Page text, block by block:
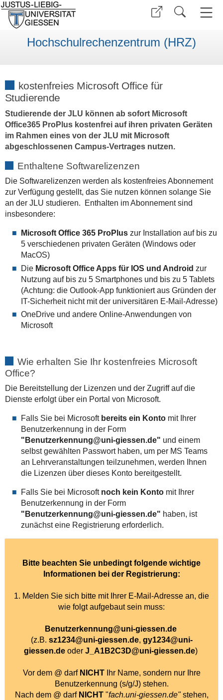
Hochschulrechenzentrum (HRZ)
kostenfreies Microsoft Office für
Studierende
Studierende der JLU können ab sofort Microsoft
Office365 ProPlus kostenfrei auf ihren privaten Geräten
im Rahmen eines von der JLU mit Microsoft
abgeschlossenen Campus-Vertrages nutzen.
Enthaltene Softwarelizenzen
Die Softwarelizenzen werden als kostenfreies Abonnement
zur Verfügung gestellt, das Sie nutzen können solange Sie
an der JLU studieren. Enthalten im Abonnement sind
insbesondere:
Microsoft Office 365 ProPluszur Installation auf bis zu
5 verschiedenen privaten Geräten (Windows oder
MacOS)
Die Microsoft Office Apps für IOS und Android zur
Nutzung auf bis zu 5 Smartphones und bis zu 5 Tablets
(Achtung: die Outlook-App funktioniert aus Gründen der
IT-Sicherheit nicht mit der universitären E-Mail-Adresse)
OneDrive und andere Online-Anwendungen von
Microsoft
Wie erhalten Sie Ihr kostenfreies Microsoft
Office?
Die Bereitstellung der Lizenzen und der Zugriff auf die
Dienste erfolgt über ein Portal von Microsoft.
Falls Sie bei Microsoft bereits ein Kontomit Ihrer
Benutzerkennung in der Form
"Benutzerkennung@uni-giessen.de" und einem
selbst gewählten Passwort haben, um per MS Teams
an Lehrveranstaltungen teilzunehmen, werden Ihnen
die Lizenzen über dieses Konto bereitgestellt.
Falls Sie bei Microsoft noch kein Kontomit Ihrer
Benutzerkennung in der Form
"Benutzerkennung@uni-giessen.de" haben, ist
zunächst eine Registrierung erforderlich.
Bitte beachten Sie unbedingt folgende wichtige
Informationen bei der Registrierung:
1. Melden Sie sich bitte mit Ihrer E-Mail-Adresse an, die
wie folgt aufgebaut sein muss:
Benutzerkennung@uni-giessen.de
(z.B. sz1234@uni-giessen.de, gy1234@uni-
giessen.deoder J_A1B2C3D@uni-giessen.de)
Vor dem @ darf NICHTIhr Name, sondern nur Ihre
Benutzerkennung (s/g/J) stehen.
Nach dem @ darf NICHT"fach.uni-giessen.de"stehen,